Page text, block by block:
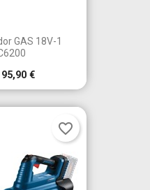
rápida
GAS 18V-1
95,90 €
favorite_border